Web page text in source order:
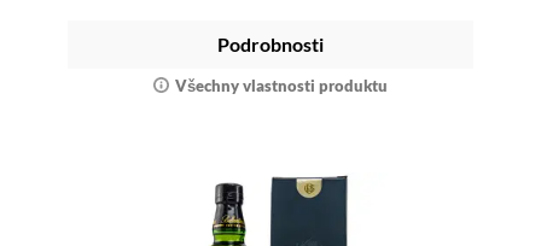
Podrobnosti
Všechny vlastnosti produktu